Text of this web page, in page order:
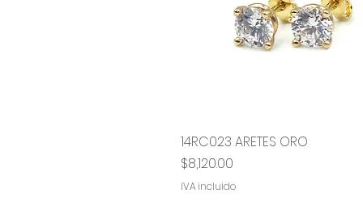
Vista rápida
14RC023 ARETES ORO
Precio
$8,120.00
IVA incluido